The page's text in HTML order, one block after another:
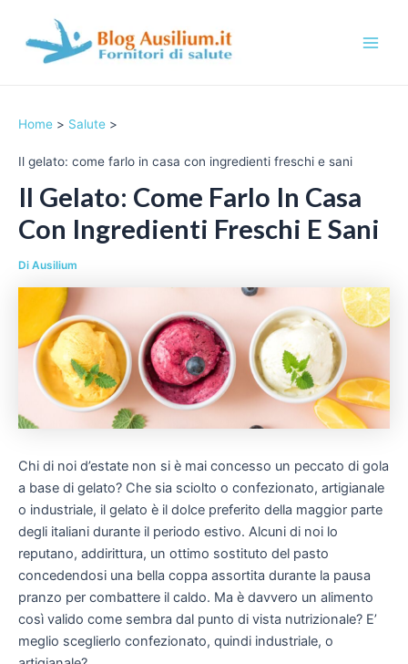
contenuto
e
u
Home Salute
Il gelato: come farlo in casa con ingredienti freschi e sani
Il Gelato: Come Farlo In Casa
Con Ingredienti Freschi E Sani
Di Ausilium
Chi di noi d’estate non si è mai concesso un peccato di gola
a base di gelato? Che sia sciolto o confezionato, artigianale
o industriale, il gelato è il dolce preferito della maggior parte
degli italiani durante il periodo estivo. Alcuni di noi lo
reputano, addirittura, un ottimo sostituto del pasto
concedendosi una bella coppa assortita durante la pausa
pranzo per combattere il caldo. Ma è davvero un alimento
così valido come sembra dal punto di vista nutrizionale? E’
meglio sceglierlo confezionato, quindi industriale, o